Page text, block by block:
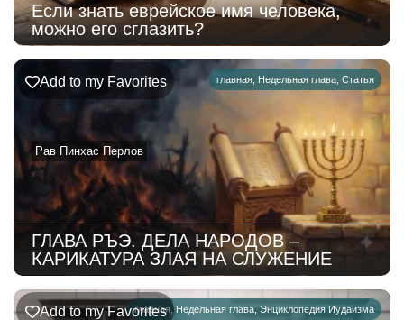
Если знать еврейское имя человека,
можно его сглазить?
главная Недельная глава Статья
Рав Пинхас Перлов
Add to my Favorites
ГЛАВА РЪЭ. ДЕЛА НАРОДОВ –
КАРИКАТУРА ЗЛАЯ НА СЛУЖЕНИЕ
главная , Недельная глава,Энциклопедия Иудаизма
Add to my Favorites